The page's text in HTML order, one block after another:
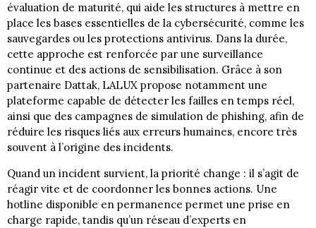
évaluation de maturité, qui aide les structures à mettre en
place les bases essentielles de la cybersécurité, comme les
sauvegardes ou les protections antivirus. Dans la durée,
cette approche est renforcée par une surveillance
continue et des actions de sensibilisation. Grâce à son
partenaire Dattak, LALUX propose notamment une
plateforme capable de détecter les failles en temps réel,
ainsi que des campagnes de simulation de phishing, afin de
réduire les risques liés aux erreurs humaines, encore très
souvent à l’origine des incidents.
Quand un incident survient, la priorité change : il s’agit de
réagir vite et de coordonner les bonnes actions. Une
hotline disponible en permanence permet une prise en
charge rapide, tandis qu’un réseau d’experts en